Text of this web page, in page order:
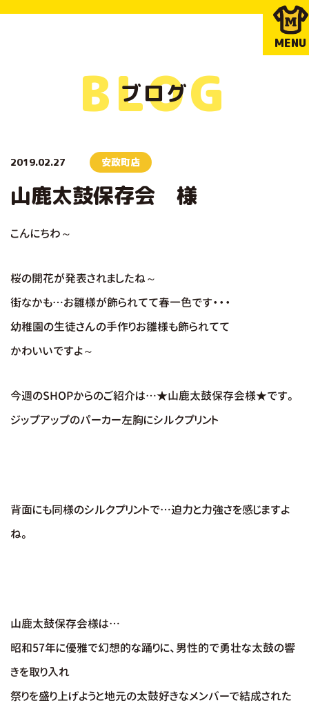
MENU
ブログ
BLOG
2019.02.27 安政町店
山鹿太鼓保存会 様
こんにちわ～
桜の開花が発表されましたね～
街なかも…お雛様が飾られてて春一色です・・・
幼稚園の生徒さんの手作りお雛様も飾られてて
かわいいですよ～
今週のSHOPからのご紹介は…★山鹿太鼓保存会様★です。
ジップアップのパーカー左胸にシルクプリント
背面にも同様のシルクプリントで…迫力と力強さを感じますよ
ね。
山鹿太鼓保存会様は…
昭和57年に優雅で幻想的な踊りに、男性的で勇壮な太鼓の響
きを取り入れ
祭りを盛り上げようと地元の太鼓好きなメンバーで結成された